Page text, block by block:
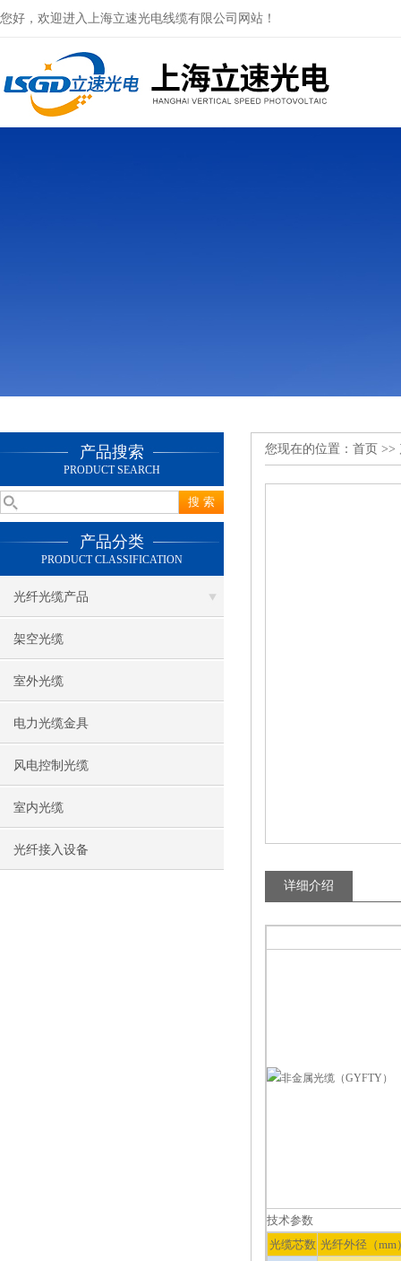
您好，欢迎进入上海立速光电线缆有限公司网站！
产品搜索
PRODUCT SEARCH
产品分类
PRODUCT CLASSIFICATION
光纤光缆产品
架空光缆
室外光缆
电力光缆金具
风电控制光缆
室内光缆
光纤接入设备
您现在的位置： 首页 >>
详细介绍
技术参数
光缆芯数 光纤外径（mm